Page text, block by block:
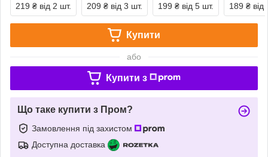
219 ₴ від 2 шт. 209 ₴ від 3 шт. 199 ₴ від 5 шт. 189 ₴ від
Купити
або
Купити з
Що таке купити з Пром?
Замовлення під захистом
Доступна доставка